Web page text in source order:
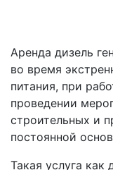
Аренда дизель
во время
питания, при
проведении
строительных и
постоянной
Такая услуга как